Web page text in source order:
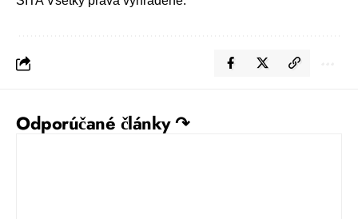
Odporúčané články ↷